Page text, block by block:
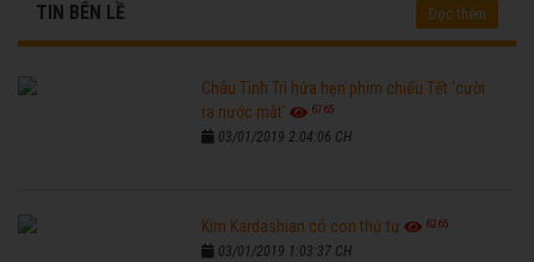
TIN BÊN LỀ Đọc thêm
Châu Tinh Trì hứa hẹn phim chiếu Tết 'cười
ra nước mắt'
6765
03/01/2019 2:04:06 CH
Kim Kardashian có con thứ tư 6265
03/01/2019 1:03:37 CH